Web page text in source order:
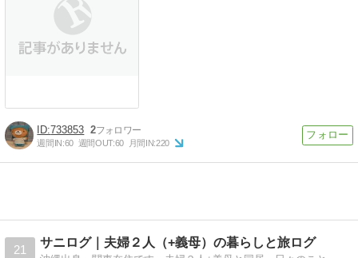
733853 2
週間IN:60 週間OUT:60 月間IN:220
21
サニログ｜夫婦２人（+義母）の暮らしと旅ログ